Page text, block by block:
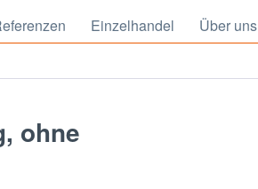
Einzelhandel Über uns
ohne